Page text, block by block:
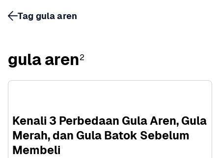
gula aren2
Kenali 3 Perbedaan Gula Aren, Gula
Merah, dan Gula Batok Sebelum
Membeli
Tag gula aren